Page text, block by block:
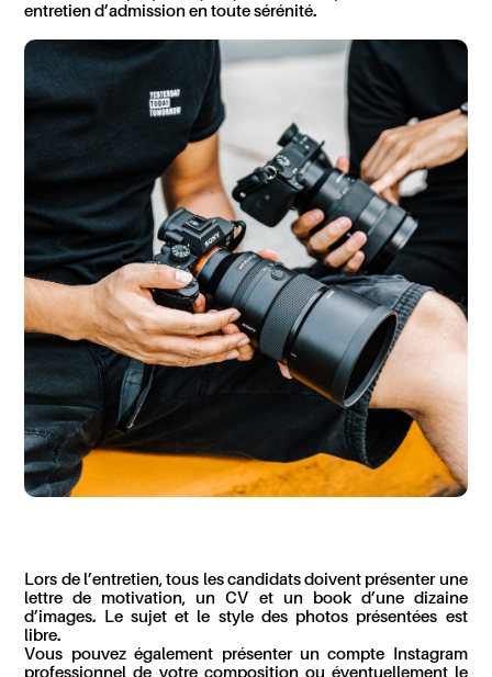
entretien d’admission en toutesérénité.
Lors de l’entretien,tous les candidats doivent présenter une
lettre de motivation, un CV et un book d’une dizaine
d’images. Le sujetet le style des photos présentées est
libre.
Vous pouvezégalement présenter un compte Instagram
professionnel de votrecomposition ou éventuellement le